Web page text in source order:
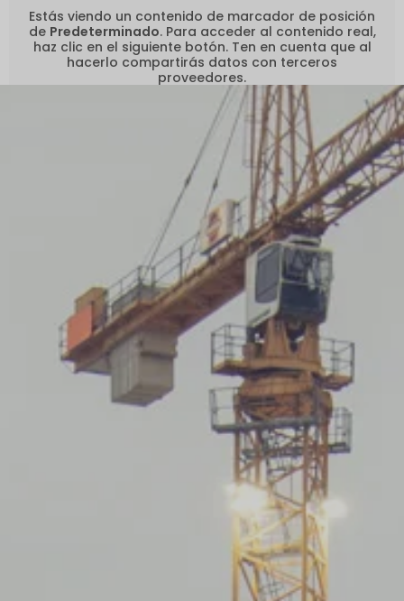
Estás viendo un contenido de marcador de posición
de Predeterminado. Para acceder al contenido real,
haz clic en el siguiente botón. Ten en cuenta que al
hacerlo compartirás datos con terceros
proveedores.
Desbloquear contenido
Más información